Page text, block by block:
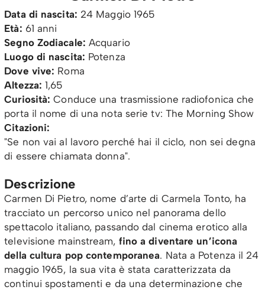
Data di nascita: 24 Maggio 1965
Età: 61 anni
Segno Zodiacale: Acquario
Luogo di nascita: Potenza
Dove vive: Roma
Altezza:1,65
Curiosità:Conduce una trasmissione radiofonica che
porta il nome di una nota serie tv: The Morning Show
Citazioni:
"Se non vai al lavoro perché hai il ciclo, non sei degna
di essere chiamata donna".
Descrizione
Carmen Di Pietro, nome d’arte di Carmela Tonto, ha
tracciato un percorso unico nel panorama dello
spettacolo italiano, passando dal cinema erotico alla
televisione mainstream, fino a diventare un’icona
della cultura pop contemporanea. Nata a Potenza il 24
maggio 1965, la sua vita è stata caratterizzata da
continui spostamenti e da una determinazione che